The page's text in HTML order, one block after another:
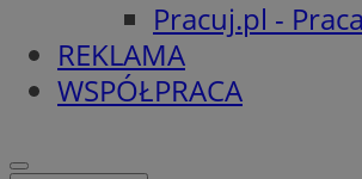
Pracuj.pl -
REKLAMA
WSPÓŁPRACA